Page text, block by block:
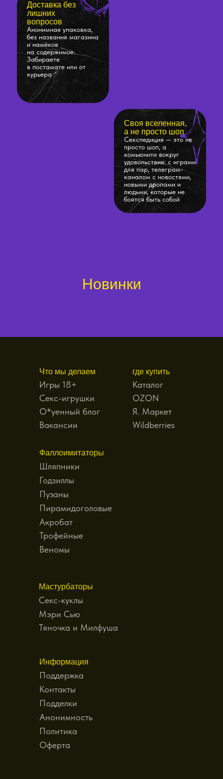
Доставка без
лишних
вопросов
Анонимная упаковка,
без названия магазина
и намёков
на содержимое.
Забираете
в постамате или от
курьера
Своя вселенная,
а не просто шоп
Секспедиция — это не
просто шоп, а
комьюнити вокруг
удовольствия: с играми
для пар, телеграм-
каналом с новостями,
новыми дропами и
людьми, которые не
боятся быть собой
Новинки
Информация
Поддержка
Контакты
Подделки
Анонимность
Политика
Оферта
где купить
Каталог
OZON
Я. Маркет
Wildberries
Мастурбаторы
Секс-куклы
Мэри Сью
Тяночка и Милфуша
Фаллоимитаторы
Шляпники
Годзиллы
Пузаны
Пирамидоголовые
Акробат
Трофейные
Веномы
Что мы делаем
Игры 18+
Секс-игрушки
О*уенный блог
Вакансии